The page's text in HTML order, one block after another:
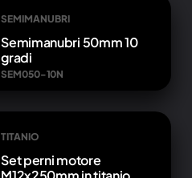
SEMIMANUBRI
Semimanubri 50mm 10
gradi
SEM050-10N
TITANIO
Set perni motore